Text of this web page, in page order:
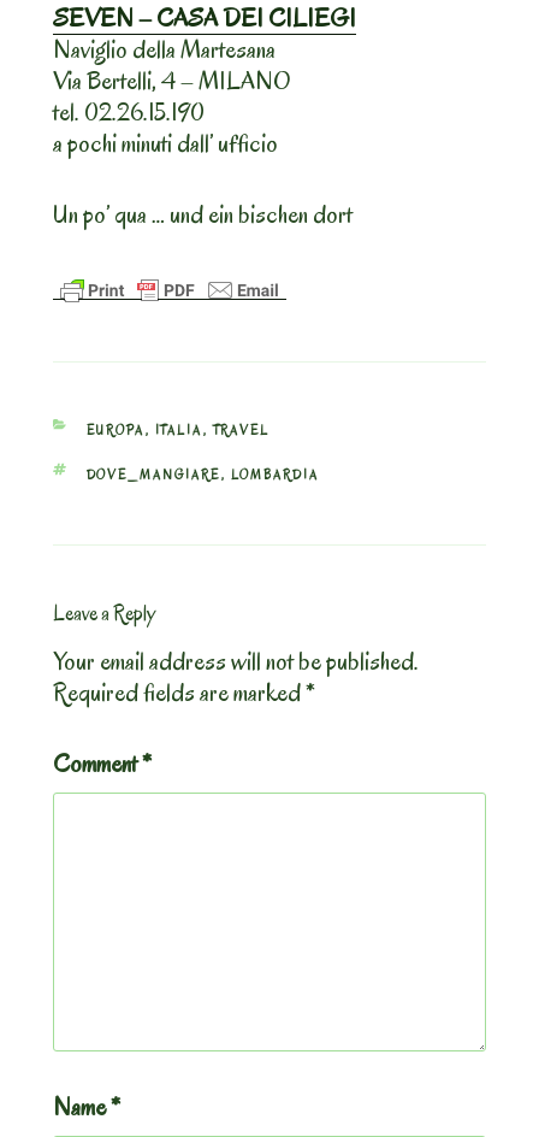
SEVEN – CASA DEI CILIEGI
Naviglio della Martesana
Via Bertelli, 4 – MILANO
tel. 02.26.15.190
a pochi minuti dall’ ufficio
Un po’ qua … und ein bischen dort
CATEGORIES
EUROPA, ITALIA,TRAVEL
TAGS
DOVE_MANGIARE, LOMBARDIA
Leave a Reply
Your email address will not be published.
Required fields are marked*
Comment*
Name*